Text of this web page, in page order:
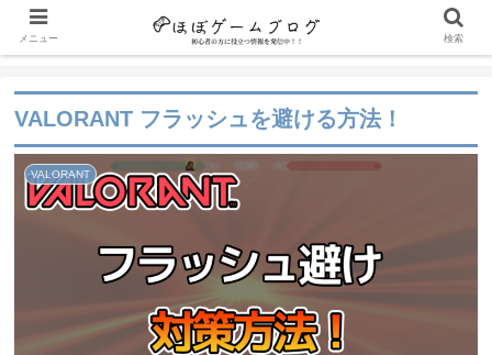
VALORANT フラッシュを避ける方法！
VALORANT
メニュー 検索